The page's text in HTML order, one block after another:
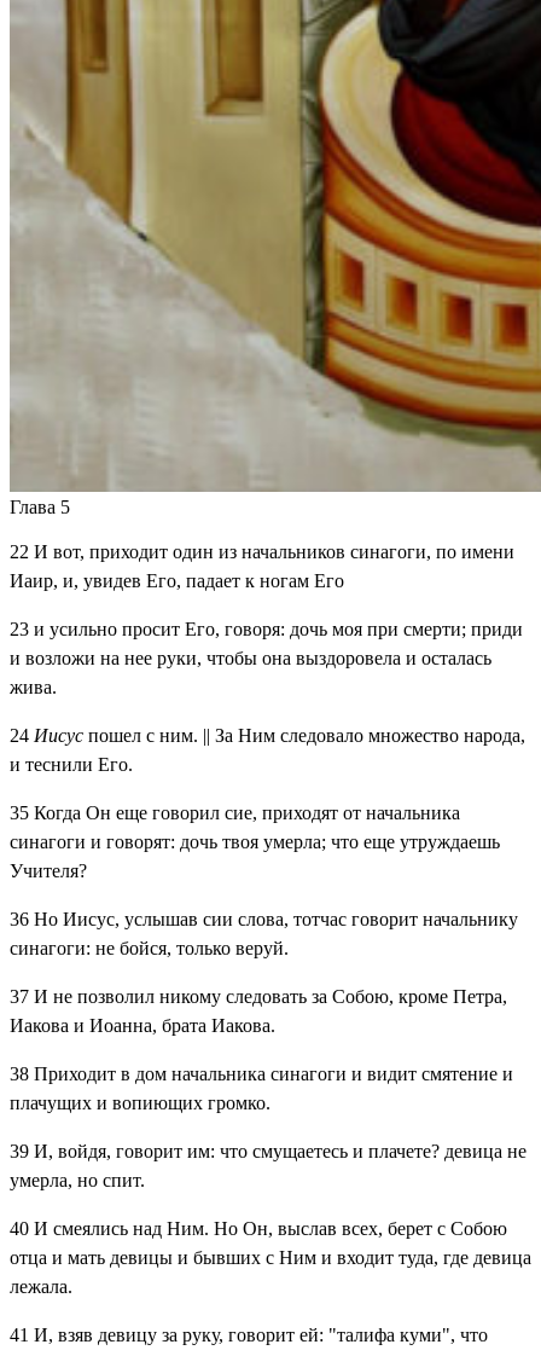
Глава 5
22 И вот, приходит один из начальников синагоги, по имени
Иаир, и, увидев Его, падает к ногам Его
23 и усильно просит Его, говоря: дочь моя при смерти; приди
и возложи на нее руки, чтобы она выздоровела и осталась
жива.
24 Иисус пошел с ним. || За Ним следовало множество народа,
и теснили Его.
35 Когда Он еще говорил сие, приходят от начальника
синагоги и говорят: дочь твоя умерла; что еще утруждаешь
Учителя?
36 Но Иисус, услышав сии слова, тотчас говорит начальнику
синагоги: не бойся, только веруй.
37 И не позволил никому следовать за Собою, кроме Петра,
Иакова и Иоанна, брата Иакова.
38 Приходит в дом начальника синагоги и видит смятение и
плачущих и вопиющих громко.
39 И, войдя, говорит им: что смущаетесь и плачете? девица не
умерла, но спит.
40 И смеялись над Ним. Но Он, выслав всех, берет с Собою
отца и мать девицы и бывших с Ним и входит туда, где девица
лежала.
41 И, взяв девицу за руку, говорит ей: "талифа куми", что